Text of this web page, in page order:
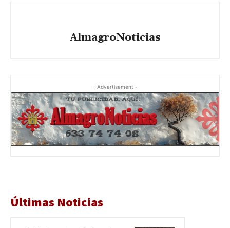
AlmagroNoticias
- Advertisement -
Últimas Noticias